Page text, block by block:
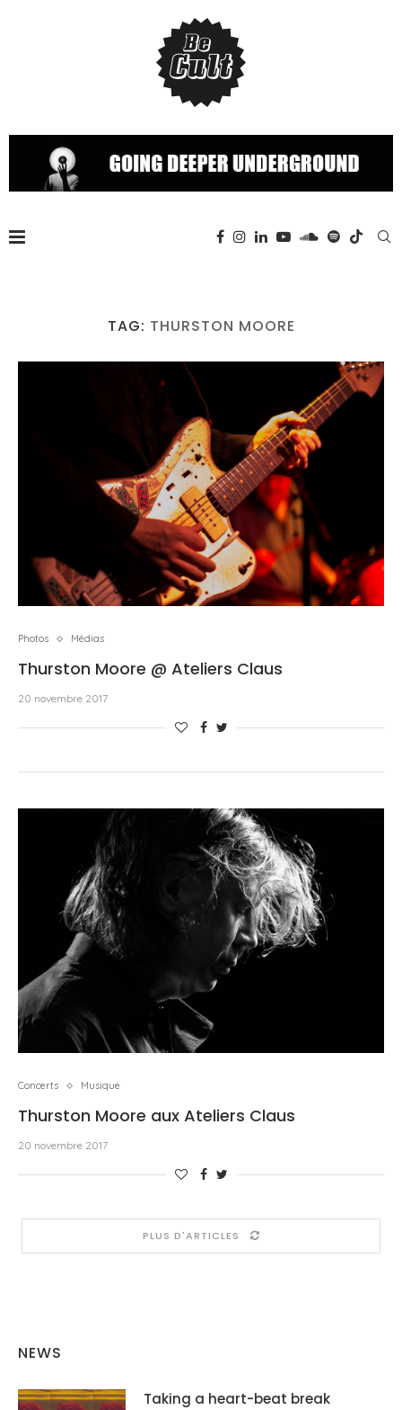
TAG: THURSTON MOORE
Photos Médias
Thurston Moore @ Ateliers Claus
20 novembre 2017
Concerts Musique
Thurston Moore aux Ateliers Claus
20 novembre 2017
PLUS D'ARTICLES
NEWS
Taking a heart-beat break